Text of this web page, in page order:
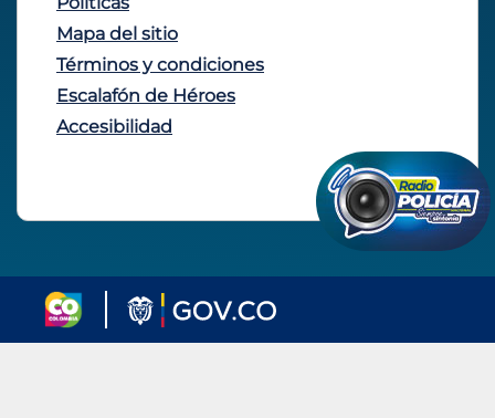
Mapa del sitio
Términos y condiciones
Escalafón de Héroes
Accesibilidad